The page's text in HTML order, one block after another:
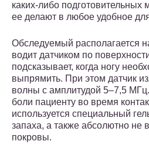
каких-либо подготовительных
ее делают в любое удобное
Обследуемый располагается
водит датчиком по
подсказывает, когда ногу
выпрямить. При этом датчик
волны с амплитудой 5–7,5
боли пациенту во время
используется специальный
запаха, а также абсолютно
покровы.